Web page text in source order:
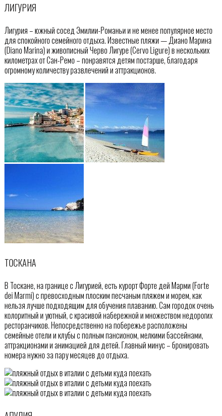
ЛИГУРИЯ
Лигурия – южный сосед Эмилии-Романьи и не менее популярное место
для спокойного семейного отдыха. Известные пляжи — Диано Марина
(Diano Marina) и живописный Черво Лигуре (Cervo Ligure) в нескольких
километрах от Сан-Ремо – понравятся детям постарше, благодаря
огромному количеству развлечений и аттракционов.
ТОСКАНА
В Тоскане, на границе с Лигурией, есть курорт Форте дей Марми (Forte
dei Marmi) с превосходным плоским песчаным пляжем и морем, как
нельзя лучше подходящим для обучения плаванию. Сам городок очень
колоритный и уютный, с красивой набережной и множеством недорогих
ресторанчиков. Непосредственно на побережье расположены
семейные отели и клубы с полным пансионом, мелкими бассейнами,
аттракционами и анимацией для детей. Главный минус – бронировать
номера нужно за пару месяцев до отдыха.